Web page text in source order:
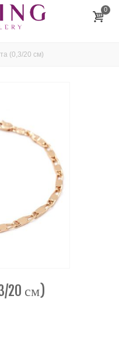
0
(0,3/20 см)
20 см)